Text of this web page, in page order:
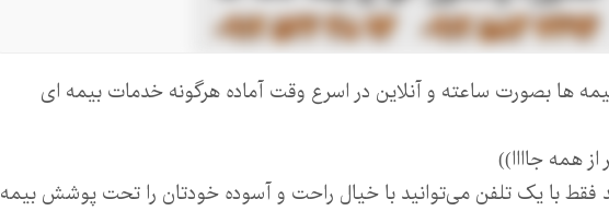
بیمه ها بصورت ساعته و آنلاین در اسرع وقت آماده هرگونه خدمات بیمه ای
همه جاااا))
فقط با یک تلفن می‌توانید با خیال راحت و آسوده خودتان را تحت پوشش بیمه